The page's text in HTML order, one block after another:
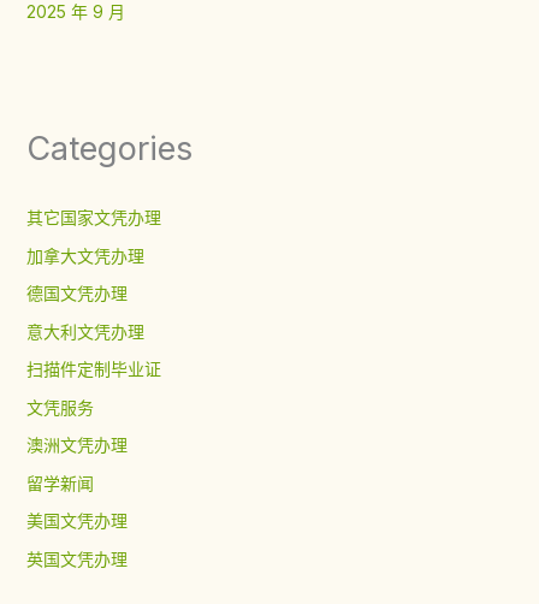
2025 年 9 月
Categories
其它国家文凭办理
加拿大文凭办理
德国文凭办理
意大利文凭办理
扫描件定制毕业证
文凭服务
澳洲文凭办理
留学新闻
美国文凭办理
英国文凭办理